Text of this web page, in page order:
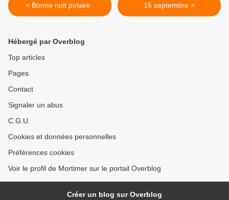
< Bonne nuit polaire . 16 septembre >
Hébergé par Overblog
Top articles
Pages
Contact
Signaler un abus
C.G.U.
Cookies et données personnelles
Préférences cookies
Voir le profil de Mortimer sur le portail Overblog
Créer un blog sur Overblog